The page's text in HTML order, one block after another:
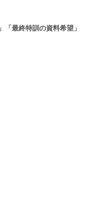
」「最終特訓の資料希望」